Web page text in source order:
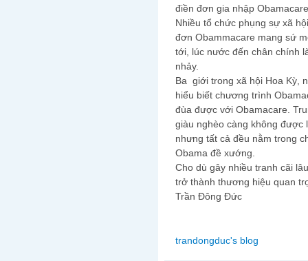
điền đơn gia nhập
Nhiều tổ chức phụng sự xã
đơn Obammacare mang sứ
tới, lúc nước đến chân chính
nhảy.
Ba giới trong xã hội Hoa Kỳ,
hiểu biết chương trình
đùa được với Obamacare.
giàu nghèo càng không được
nhưng tất cả đều nằm trong
Obama đề xướng.
Cho dù gây nhiều tranh cãi
trở thành thương hiệu quan
Trần Đông Đức
trandongduc's blog